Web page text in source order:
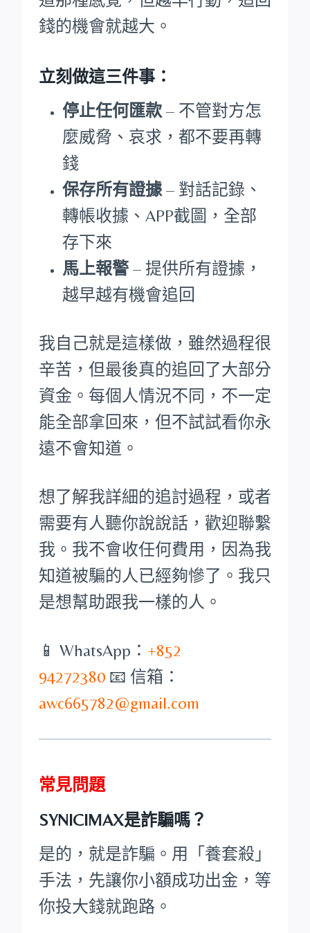
錢的機會就越大。
立刻做這三件事：
停止任何匯款 – 不管對方怎
麼威脅、哀求，都不要再轉
錢
保存所有證據 – 對話記錄、
轉帳收據、APP截圖，全部
存下來
馬上報警 – 提供所有證據，
越早越有機會追回
我自己就是這樣做，雖然過程很
辛苦，但最後真的追回了大部分
資金。每個人情況不同，不一定
能全部拿回來，但不試試看你永
遠不會知道。
想了解我詳細的追討過程，或者
需要有人聽你說說話，歡迎聯繫
我。我不會收任何費用，因為我
知道被騙的人已經夠慘了。我只
是想幫助跟我一樣的人。
📱 WhatsApp： +852
94272380 📧 信箱：
awc665782@gmail.com
常見問題
SYNICIMAX是詐騙嗎？
是的，就是詐騙。用「養套殺」
手法，先讓你小額成功出金，等
你投大錢就跑路。